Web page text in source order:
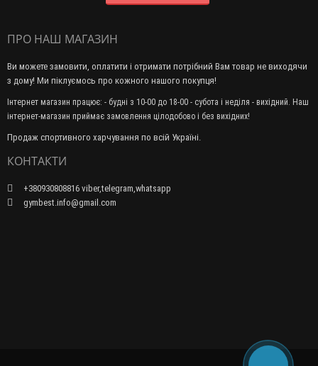
ПРО НАШ МАГАЗИН
Ви можете замовити, оплатити і отримати потрібний Вам товар не виходячи
з дому! Ми піклуємось про кожного нашого покупця!
Інтернет магазин працює: - будні з 10-00 до 18-00 - субота і неділя - вихідний. Наш
інтернет-магазин приймає замовлення цілодобово і без вихідних!
Продаж спортивного харчування по всій Україні.
КОНТАКТИ
+380930808816 viber,telegram,whatsapp
gymbest.info@gmail.com